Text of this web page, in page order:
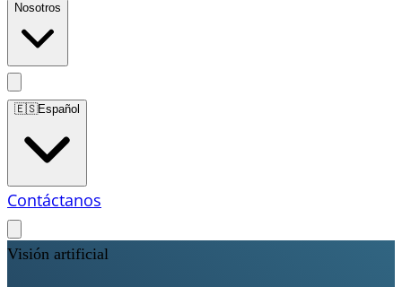
Nosotros
🇪🇸Español
Contáctanos
Visión artificial